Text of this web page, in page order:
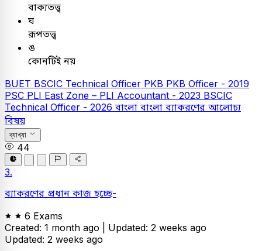
বাক্যতত্ত্ব
ঘ
রূপতত্ত্ব
ঙ
কোনটিই নয়
BUET BSCIC Technical Officer PKB PKB Officer - 2019
PSC PLI East Zone – PLI Accountant - 2023 BSCIC
Technical Officer - 2026 বাংলা বাংলা ব্যাকরণের আলোচ্য
বিষয়
ব্যাখ্যা
44
3.
ব্যাকরণের প্রধান কাজ হচ্ছে-
6 Exams
Created: 1 month ago | Updated: 2 weeks ago
Updated: 2 weeks ago